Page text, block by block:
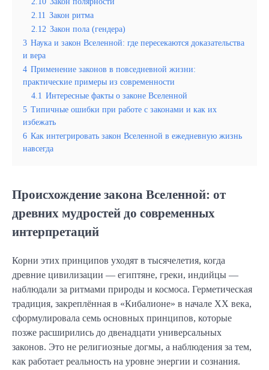
2.11 Закон ритма
2.12 Закон пола (гендера)
3 Наука и закон Вселенной: где пересекаются доказательства
и вера
4 Применение законов в повседневной жизни:
практические примеры из современности
4.1 Интересные факты о законе Вселенной
5 Типичные ошибки при работе с законами и как их
избежать
6 Как интегрировать закон Вселенной в ежедневную жизнь
навсегда
Происхождение закона Вселенной: от
древних мудростей до современных
интерпретаций
Корни этих принципов уходят в тысячелетия, когда
древние цивилизации — египтяне, греки, индийцы —
наблюдали за ритмами природы и космоса. Герметическая
традиция, закреплённая в «Кибалионе» в начале XX века,
сформулировала семь основных принципов, которые
позже расширились до двенадцати универсальных
законов. Это не религиозные догмы, а наблюдения за тем,
как работает реальность на уровне энергии и сознания.